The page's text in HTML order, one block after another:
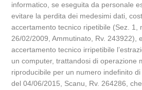
informatico, se eseguita da personale
evitare la perdita dei medesimi dati,
accertamento tecnico ripetibile (Sez. 1,
26/02/2009, Ammutinato, Rv. 243922),
accertamento tecnico irripetibile
un computer, trattandosi di operazione
riproducibile per un numero indefinito
del 04/06/2015, Scanu, Rv. 264286,